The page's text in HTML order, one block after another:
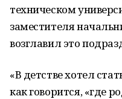
техническом
заместителя
возглавил это
«В детстве хотел
как говорится, «где